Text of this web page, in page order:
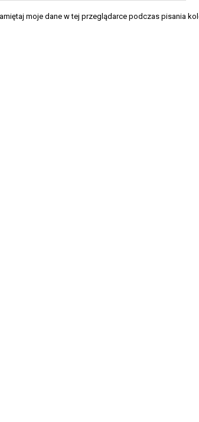
moje dane w tej przeglądarce podczas pisania